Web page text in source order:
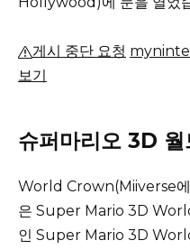
게시 중단 요청
보기
슈퍼마리오 3D
World Crown(Miiverse
은 Super Mario 3D
인 Super Mario 3D